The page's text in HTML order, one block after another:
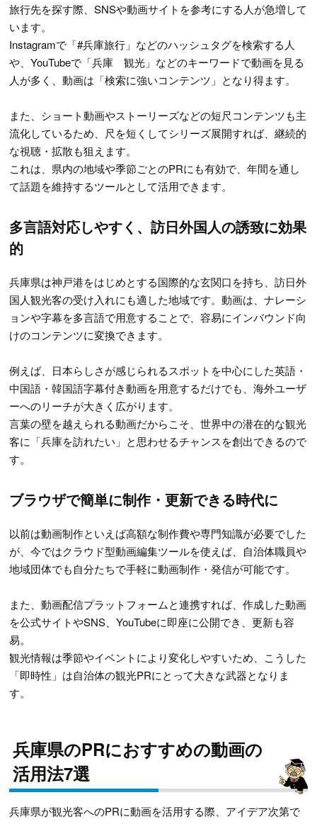
旅行先を探す際、SNSや動画サイトを参考にする人が急増して
います。
Instagramで「#兵庫旅行」などのハッシュタグを検索する人
や、YouTubeで「兵庫 観光」などのキーワードで動画を見る
人が多く、動画は「検索に強いコンテンツ」となり得ます。
また、ショート動画やストーリーズなどの短尺コンテンツも主
流化しているため、尺を短くしてシリーズ展開すれば、継続的
な視聴・拡散も狙えます。
これは、県内の地域や季節ごとのPRにも有効で、年間を通し
て話題を維持するツールとして活用できます。
多言語対応しやすく、訪日外国人の誘致に効果
的
兵庫県は神戸港をはじめとする国際的な玄関口を持ち、訪日外
国人観光客の受け入れにも適した地域です。動画は、ナレーシ
ョンや字幕を多言語で用意することで、容易にインバウンド向
けのコンテンツに変換できます。
例えば、日本らしさが感じられるスポットを中心にした英語・
中国語・韓国語字幕付き動画を用意するだけでも、海外ユーザ
ーへのリーチが大きく広がります。
言葉の壁を越えられる動画だからこそ、世界中の潜在的な観光
客に「兵庫を訪れたい」と思わせるチャンスを創出できるので
す。
ブラウザで簡単に制作・更新できる時代に
以前は動画制作といえば高額な制作費や専門知識が必要でした
が、今ではクラウド型動画編集ツールを使えば、自治体職員や
地域団体でも自分たちで手軽に動画制作・発信が可能です。
また、動画配信プラットフォームと連携すれば、作成した動画
を公式サイトやSNS、YouTubeに即座に公開でき、更新も容
易。
観光情報は季節やイベントにより変化しやすいため、こうした
「即時性」は自治体の観光PRにとって大きな武器となりま
す。
兵庫県のPRにおすすめの動画の
活用法7選
兵庫県が観光客へのPRに動画を活用する際、アイデア次第で